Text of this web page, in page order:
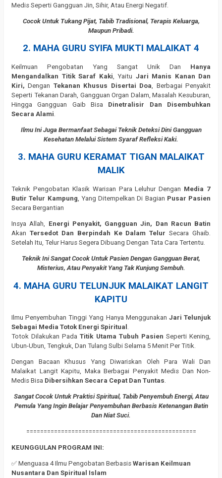
Medis Seperti Gangguan Jin, Sihir, Atau Energi Negatif.
Cocok Untuk Tukang Pijat, Tabib Tradisional, Terapis Keluarga,
Maupun Pribadi.
2. MAHA GURU SYIFA MUKTI MALAIKAT 4
Keilmuan Pengobatan Yang Sangat Unik Dan Hanya
Mengandalkan Titik Saraf Kaki , Yaitu Jari Manis Kanan Dan
Kiri,Dengan Tekanan Khusus Disertai Doa , Berbagai Penyakit
Seperti Tekanan Darah, Gangguan Organ Dalam, Masalah Kesuburan,
Hingga Gangguan Gaib Bisa Dinetralisir Dan Disembuhkan
Secara Alami
Ilmu Ini Juga Bermanfaat Sebagai Teknik Deteksi Dini Gangguan
Kesehatan Melalui Sistem Syaraf Refleksi Kaki.
3. MAHA GURU KERAMAT TIGAN MALAIKAT
MALIK
Teknik Pengobatan Klasik Warisan Para Leluhur Dengan Media 7
Butir Telur Kampung , Yang Ditempelkan Di Bagian Pusar Pasien
Secara Bergantian
Insya Allah, Energi Penyakit, Gangguan Jin, Dan Racun Batin
Akan Tersedot Dan Berpindah Ke Dalam Telur Secara Ghaib.
Setelah Itu, Telur Harus Segera Dibuang Dengan Tata Cara Tertentu.
Teknik Ini Sangat Cocok Untuk Pasien Dengan Gangguan Berat,
Misterius, Atau Penyakit Yang Tak Kunjung Sembuh.
4. MAHA GURU TELUNJUK MALAIKAT LANGIT
KAPITU
Ilmu Penyembuhan Tinggi Yang Hanya Menggunakan Jari Telunjuk
Sebagai Media Totok Energi Spiritual
Totok Dilakukan PadaTitik Utama Tubuh Pasien Seperti Kening,
Ubun-Ubun, Tengkuk, Dan Tulang Sulbi Selama 5 Menit Per Titik.
Dengan Bacaan Khusus Yang Diwariskan Oleh Para Wali Dan
Malaikat Langit Kapitu, Maka Berbagai Penyakit Medis Dan Non-
Medis Bisa Dibersihkan Secara Cepat Dan Tuntas.
Sangat Cocok Untuk Praktisi Spiritual, Tabib Penyembuh Energi, Atau
Pemula Yang Ingin Belajar Penyembuhan Berbasis Ketenangan Batin
Dan Niat Suci.
=================================================
KEUNGGULAN PROGRAM INI:
✅ Menguasa 4 Ilmu Pengobatan Berbasis Warisan Keilmuan
Nusantara Dan Spiritual Islam